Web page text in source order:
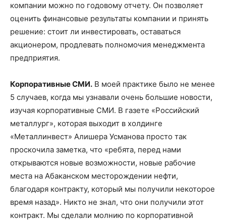
компании можно по годовому отчету. Он позволяет
оценить финансовые результаты компании и принять
решение: стоит ли инвестировать, оставаться
акционером, продлевать полномочия менеджмента
предприятия.
Корпоративные СМИ. В моей практике было не менее
5 случаев, когда мы узнавали очень большие новости,
изучая корпоративные СМИ. В газете «Российский
металлург», которая выходит в холдинге
«Металлинвест» Алишера Усманова просто так
проскочила заметка, что «ребята, перед нами
открываются новые возможности, новые рабочие
места на Абаканском месторождении нефти,
благодаря контракту, который мы получили некоторое
время назад». Никто не знал, что они получили этот
контракт. Мы сделали молнию по корпоративной